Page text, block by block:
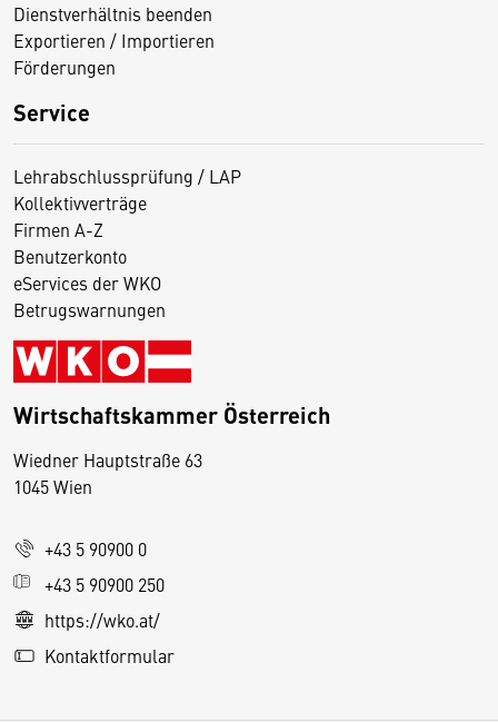
Dienstverhältnis beenden
Exportieren / Importieren
Förderungen
Service
Lehrabschlussprüfung / LAP
Kollektivverträge
Firmen A-Z
Benutzerkonto
eServices der WKO
Betrugswarnungen
Wirtschaftskammer Österreich
Wiedner Hauptstraße 63
1045 Wien
+43 5 90900 0
+43 5 90900 250
https://wko.at/
Kontaktformular
D
s
e
S
e